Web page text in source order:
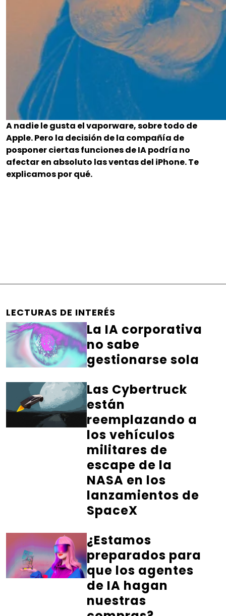
A nadie le gusta el vaporware, sobre todo de
Apple. Pero la decisión de la compañía de
posponer ciertas funciones de IA podría no
afectar en absoluto las ventas del iPhone. Te
explicamos por qué.
LECTURAS DE INTERÉS
La IA corporativa
no sabe
gestionarse sola
Las Cybertruck
están
reemplazando a
los vehículos
militares de
escape de la
NASA en los
lanzamientos de
SpaceX
¿Estamos
preparados para
que los agentes
de IA hagan
nuestras